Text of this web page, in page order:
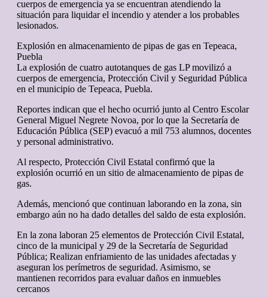
cuerpos de emergencia ya se encuentran atendiendo la
situación para liquidar el incendio y atender a los probables
lesionados.
Explosión en almacenamiento de pipas de gas en Tepeaca,
Puebla
La explosión de cuatro autotanques de gas LP movilizó a
cuerpos de emergencia, Protección Civil y Seguridad Pública
en el municipio de Tepeaca, Puebla.
Reportes indican que el hecho ocurrió junto al Centro Escolar
General Miguel Negrete Novoa, por lo que la Secretaría de
Educación Pública (SEP) evacuó a mil 753 alumnos, docentes
y personal administrativo.
Al respecto, Protección Civil Estatal confirmó que la
explosión ocurrió en un sitio de almacenamiento de pipas de
gas.
Además, mencionó que continuan laborando en la zona, sin
embargo aún no ha dado detalles del saldo de esta explosión.
En la zona laboran 25 elementos de Protección Civil Estatal,
cinco de la municipal y 29 de la Secretaría de Seguridad
Pública; Realizan enfriamiento de las unidades afectadas y
aseguran los perímetros de seguridad. Asimismo, se
mantienen recorridos para evaluar daños en inmuebles
cercanos